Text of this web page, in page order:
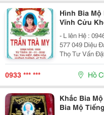
Hình Bia
Vĩnh Cửu
Tại Nơi
- L Iên Hệ :
577 049 Diệu Đá Phong Thủy Thiên Nhiên Thiên Long
Thọ Tư Vấn Đặt Hàng - Giao H Àng Tại Nơi - Tư Vấn
Thiết Kế Xây Dựng Mộ
0933 *** *** Hồ
Khắc Bia
Bia Mộ